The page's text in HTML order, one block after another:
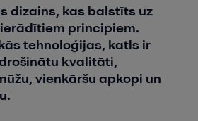
dizains, kas balstīts uz
principiem.
tehnoloģijas, katls ir
kvalitāti,
,vienkāršuapkopi un
.